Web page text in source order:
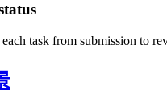
task from submission to